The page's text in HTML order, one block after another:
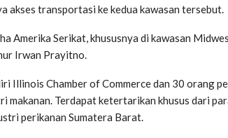
akses transportasi ke kedua kawasan tersebut.
Amerika Serikat, khususnya di kawasan
Irwan Prayitno.
Illinois Chamber of Commerce dan 30 orang
Terdapat ketertarikan khusus dari
perikanan Sumatera Barat.